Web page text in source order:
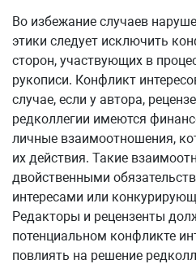
Во избежание случаев
этики следует исключить
сторон, участвующих в
рукописи. Конфликт
случае, если у автора,
редколлегии имеются
личные взаимоотношения,
их действия. Такие
двойственными
интересами или
Редакторы и рецензенты
потенциальном конфликте
повлиять на решение